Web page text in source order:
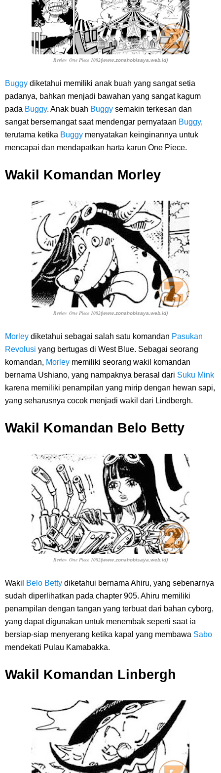
Review One Piece 1082(www.zonahobisaya.web.id)
Buggy diketahui memiliki anak buah yang sangat setia
padanya, bahkan menjadi bawahan yang sangat kagum
pada Buggy. Anak buah Buggy semakin terkesan dan
sangat bersemangat saat mendengar pernyataan Buggy,
terutama ketika Buggy menyatakan keinginannya untuk
mencapai dan mendapatkan harta karun One Piece.
Wakil Komandan Morley
Review One Piece 1082(www.zonahobisaya.web.id)
Morley diketahui sebagai salah satu komandan Pasukan
Revolusi yang bertugas di West Blue. Sebagai seorang
komandan, Morley memiliki seorang wakil komandan
bernama Ushiano, yang nampaknya berasal dari Suku Mink
karena memiliki penampilan yang mirip dengan hewan sapi,
yang seharusnya cocok menjadi wakil dari Lindbergh.
Wakil Komandan Belo Betty
Review One Piece 1082(www.zonahobisaya.web.id)
Wakil Belo Betty diketahui bernama Ahiru, yang sebenarnya
sudah diperlihatkan pada chapter 905. Ahiru memiliki
penampilan dengan tangan yang terbuat dari bahan cyborg,
yang dapat digunakan untuk menembak seperti saat ia
bersiap-siap menyerang ketika kapal yang membawa Sabo
mendekati Pulau Kamabakka.
Wakil Komandan Linbergh